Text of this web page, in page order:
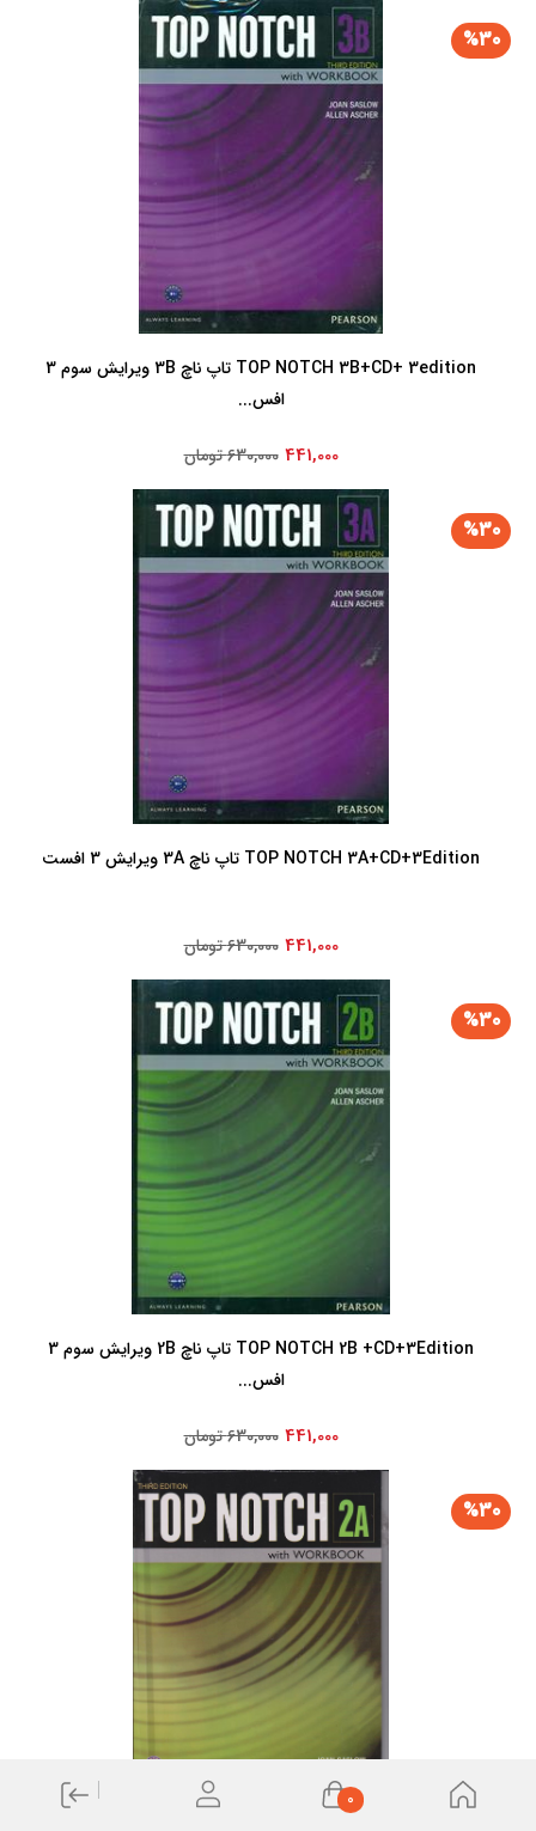
%30
TOP NOTCH 3B+CD+ 3edition تاپ ناچ 3B ویرایش سوم 3
افس...
441,000 630,000 تومان
%30
TOP NOTCH 3A+CD+3Edition تاپ ناچ 3A ویرایش 3 افست
441,000 630,000 تومان
%30
TOP NOTCH 2B +CD+3Edition تاپ ناچ 2B ویرایش سوم 3
افس...
441,000 630,000 تومان
%30
0